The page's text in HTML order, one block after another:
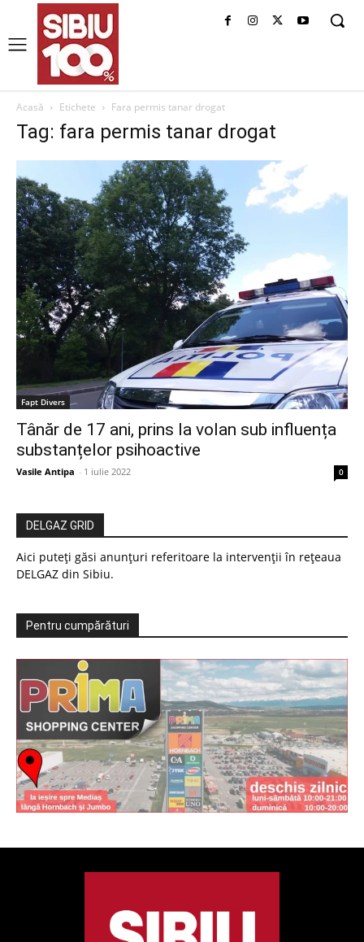
Acasă Etichete Fara permis tanar drogat
Tag: fara permis tanar drogat
Fapt Divers
Tânăr de 17 ani, prins la volan sub influența
substanțelor psihoactive
Vasile Antipa - 1 iulie 2022 0
DELGAZ GRID
Aici puteți găsi anunțuri referitoare la intervenții în rețeaua
DELGAZ din Sibiu.
Pentru cumpărături